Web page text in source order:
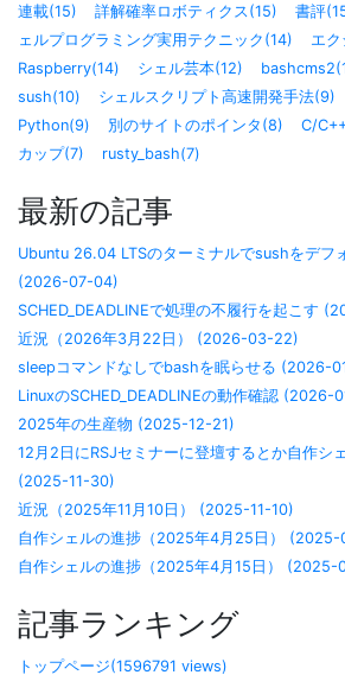
連載(15)
詳解確率ロボティクス(15) 書評
ェルプログラミング実用テクニック(14)
エ
Raspberry(14)
シェル芸本(12)
sush(10)
シェルスクリプト高速開発手法(9)
Python(9)
別のサイトのポインタ(8) C/
カップ(7)
rusty_bash(7)
最新の記事
Ubuntu 26.04 LTSのターミナルでsushをデフ
(2026-07-04)
SCHED_DEADLINEで処理の不履行を起こす
近況（2026年3月22日） (2026-03-22)
sleepコマンドなしでbashを眠らせる (2026-
LinuxのSCHED_DEADLINEの動作確認 (2026-
2025年の生産物 (2025-12-21)
12月2日にRSJセミナーに登壇するとか自作シ
(2025-11-30)
近況（2025年11月10日） (2025-11-10)
自作シェルの進捗（2025年4月25日）
自作シェルの進捗（2025年4月15日） (2025-
記事ランキング
トップページ(1596791 views)